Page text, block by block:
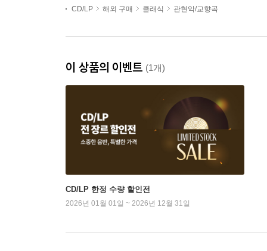
CD/LP 해외 구매 클래식 관현악/교향곡
이 상품의 이벤트 (1개)
CD/LP 한정 수량 할인전
2026년 01월 01일 ~ 2026년 12월 31일